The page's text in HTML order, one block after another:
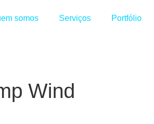
somos Serviços Portfólio
Wind